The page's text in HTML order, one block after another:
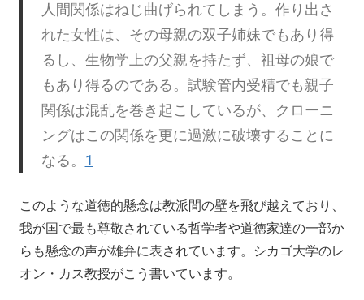
人間関係はねじ曲げられてしまう。作り出さ
れた女性は、その母親の双子姉妹でもあり得
るし、生物学上の父親を持たず、祖母の娘で
もあり得るのである。試験管内受精でも親子
関係は混乱を巻き起こしているが、クローニ
ングはこの関係を更に過激に破壊することに
なる。 1
このような道徳的懸念は教派間の壁を飛び越えており、
我が国で最も尊敬されている哲学者や道徳家達の一部か
らも懸念の声が雄弁に表されています。シカゴ大学のレ
オン・カス教授がこう書いています。